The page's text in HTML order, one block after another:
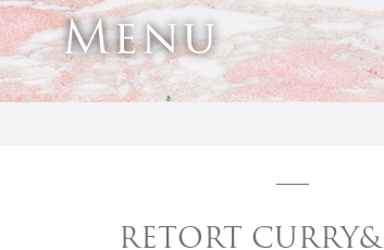
Menu
RETORT